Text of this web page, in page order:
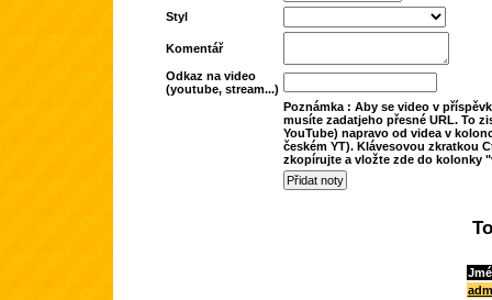
Styl
Komentář
Odkaz na video
(youtube, stream...)
Poznámka : Aby se video v
musíte zadatjeho přesné URL. To
YouTube) napravo od videa v
českém YT). Klávesovou zkratkou
zkopírujte a vložte zde do kolonky